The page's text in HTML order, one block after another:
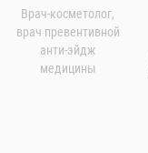
Врач-косметолог,
врач превентивной
анти-эйдж
медицины